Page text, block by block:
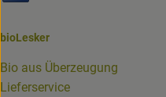
bioLesker
Bio aus Überzeugung
Lieferservice